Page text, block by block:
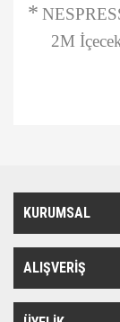
*
2M
Ürün
Ürün fiyatı
KURUMSAL
ALIŞVERİŞ